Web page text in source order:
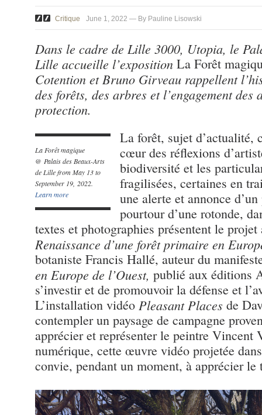
Critique June 1, 2022 — By Pauline Lisowski
Dans le cadre de Lille 3000, Utopia, le
Lille accueille l’exposition La Forêt
Cotention et Bruno Girveau rappellent
des forêts, des arbres et l’engagement
protection.
La Forêt magique
@ Palais des Beaux-Arts
de Lille from May 13 to
September 19, 2022.
Learn more
La forêt, sujet d’actualité,
cœur des réflexions
biodiversité et les
fragilisées, certaines en
une alerte et annonce
pourtour d’une rotonde,
textes et photographies présentent le
Renaissance d’une forêt primaire en
botaniste Francis Hallé, auteur du
en Europe de l’Ouest, publié aux éditions
s’investir et de promouvoir la défense et
L’installation vidéo Pleasant Places de
contempler un paysage de campagne
apprécier et représenter le peintre Vincent
numérique, cette œuvre vidéo projetée
convie, pendant un moment, à apprécier le